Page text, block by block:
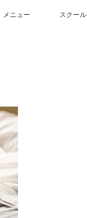
メニュー スクール